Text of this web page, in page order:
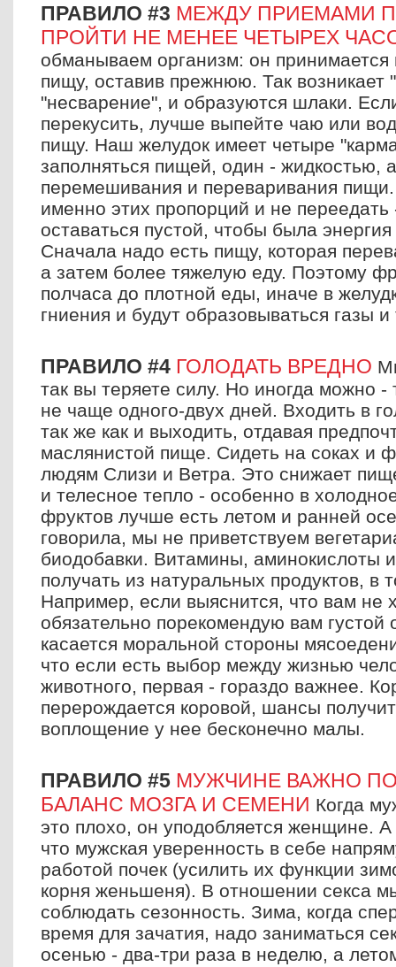
ПРАВИЛО #3 МЕЖДУ ПРИЕМАМИ
ПРОЙТИ НЕ МЕНЕЕ ЧЕТЫРЕХ
обманываем организм: он принимается
пищу, оставив прежнюю. Так возникает
"несварение", и образуются шлаки.
перекусить, лучше выпейте чаю или
пищу. Наш желудок имеет четыре
заполняться пищей, один - жидкостью,
перемешивания и переваривания
именно этих пропорций и не
оставаться пустой, чтобы была
Сначала надо есть пищу, которая
а затем более тяжелую еду. Поэтому
полчаса до плотной еды, иначе в
гниения и будут образовываться газы
ПРАВИЛО #4 ГОЛОДАТЬ ВРЕДНО
так вы теряете силу. Но иногда можно
не чаще одного-двух дней. Входить в
так же как и выходить, отдавая
маслянистой пище. Сидеть на соках и
людям Слизи и Ветра. Это снижает
и телесное тепло - особенно в
фруктов лучше есть летом и ранней
говорила, мы не приветствуем
биодобавки. Витамины, аминокислоты
получать из натуральных продуктов, в
Например, если выяснится, что вам не
обязательно порекомендую вам густой
касается моральной стороны
что если есть выбор между жизнью
животного, первая - гораздо важнее.
перерождается коровой, шансы
воплощение у нее бесконечно малы.
ПРАВИЛО #5 МУЖЧИНЕ ВАЖНО
БАЛАНС МОЗГА И СЕМЕНИ Когда
это плохо, он уподобляется женщине.
что мужская уверенность в себе
работой почек (усилить их функции
корня женьшеня). В отношении секса
соблюдать сезонность. Зима, когда
время для зачатия, надо заниматься
осенью - два-три раза в неделю, а